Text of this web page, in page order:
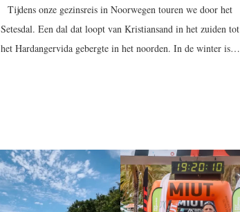
Tijdens onze gezinsreis in Noorwegen touren we door het
Setesdal. Een dal dat loopt van Kristiansand in het zuiden tot
het Hardangervida gebergte in het noorden. In de winter is…